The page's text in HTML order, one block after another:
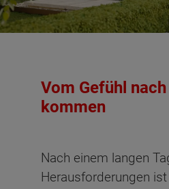
Vom Gefühl
kommen
Nach einem langen
Herausforderungen